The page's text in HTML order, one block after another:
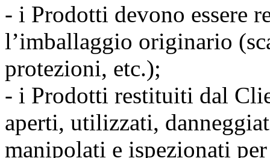
- i Prodotti devono essere
l’imballaggio originario
protezioni, etc.);
- i Prodotti restituiti dal
aperti, utilizzati,
manipolati e ispezionati